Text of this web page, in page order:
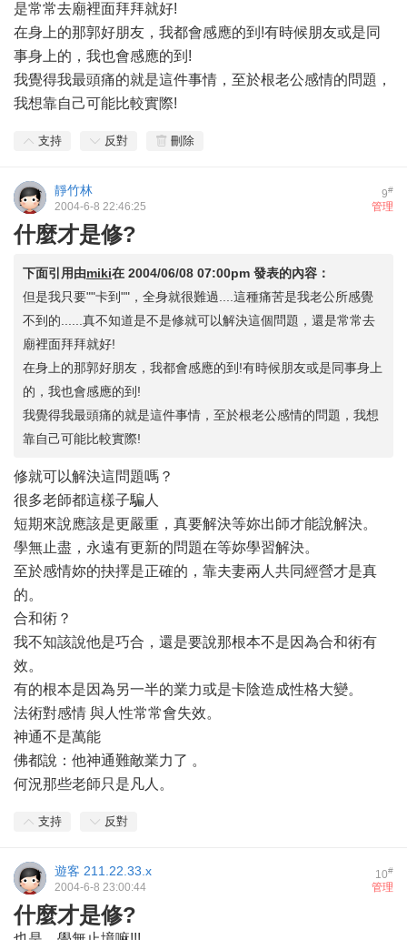
是常常去廟裡面拜拜就好!
在身上的那郭好朋友，我都會感應的到!有時候朋友或是同
事身上的，我也會感應的到!
我覺得我最頭痛的就是這件事情，至於根老公感情的問題，
我想靠自己可能比較實際!
支持 反對 刪除
9#
靜竹林
管理
2004-6-8 22:46:25
什麼才是修?
下面引用由miki在 2004/06/08 07:00pm 發表的內容：
但是我只要""卡到""，全身就很難過....這種痛苦是我老公所感覺
不到的......真不知道是不是修就可以解決這個問題，還是常常去
廟裡面拜拜就好!
在身上的那郭好朋友，我都會感應的到!有時候朋友或是同事身上
的，我也會感應的到!
我覺得我最頭痛的就是這件事情，至於根老公感情的問題，我想
靠自己可能比較實際!
修就可以解決這問題嗎？
很多老師都這樣子騙人
短期來說應該是更嚴重，真要解決等妳出師才能說解決。
學無止盡，永遠有更新的問題在等妳學習解決。
至於感情妳的抉擇是正確的，靠夫妻兩人共同經營才是真
的。
合和術？
我不知該說他是巧合，還是要說那根本不是因為合和術有
效。
有的根本是因為另一半的業力或是卡陰造成性格大變。
法術對感情 與人性常常會失效。
神通不是萬能
佛都說：他神通難敵業力了 。
何況那些老師只是凡人。
支持 反對
10#
遊客 211.22.33.x
管理
2004-6-8 23:00:44
什麼才是修?